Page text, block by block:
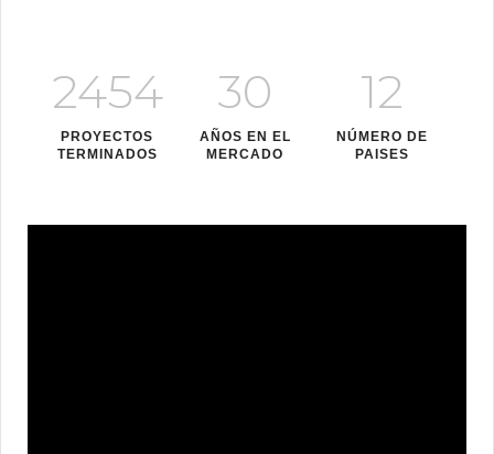
2454
PROYECTOS
TERMINADOS
30
AÑOS EN EL
MERCADO
12
NÚMERO DE
PAISES